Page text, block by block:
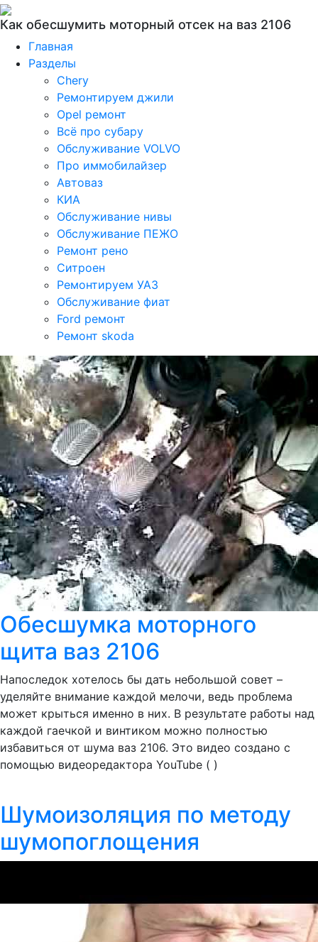
Как обесшумить моторный отсек на ваз 2106
Главная
Разделы
Chery
Ремонтируем джили
Opel ремонт
Всё про субару
Обслуживание VOLVO
Про иммобилайзер
Автоваз
КИА
Обслуживание нивы
Обслуживание ПЕЖО
Ремонт рено
Ситроен
Ремонтируем УАЗ
Обслуживание фиат
Ford ремонт
Ремонт skoda
Обесшумка моторного
щита ваз 2106
Напоследок хотелось бы дать небольшой совет –
уделяйте внимание каждой мелочи, ведь проблема
может крыться именно в них. В результате работы над
каждой гаечкой и винтиком можно полностью
избавиться от шума ваз 2106. Это видео создано с
помощью видеоредактора YouTube ( )
Шумоизоляция по методу
шумопоглощения